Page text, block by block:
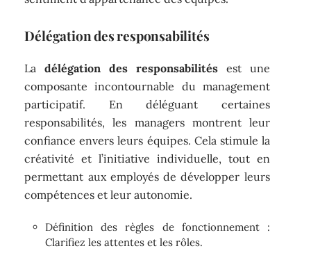
Délégation des responsabilités
Ladélégation des responsabilitésest une
composante incontournable du management
participatif. En déléguant certaines
responsabilités, les managers montrent leur
confiance envers leurs équipes. Cela stimule la
créativité et l’initiative individuelle, tout en
permettant aux employés de développer leurs
compétences et leur autonomie.
Définition des règles de fonctionnement :
Clarifiez les attentes et les rôles.